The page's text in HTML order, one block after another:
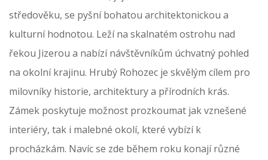
středověku, se pyšní bohatou architektonickou a
kulturní hodnotou. Leží na skalnatém ostrohu nad
řekou Jizerou a nabízí návštěvníkům úchvatný pohled
na okolní krajinu. Hrubý Rohozec je skvělým cílem pro
milovníky historie, architektury a přírodních krás.
Zámek poskytuje možnost prozkoumat jak vznešené
interiéry, tak i malebné okolí, které vybízí k
procházkám. Navíc se zde během roku konají různé